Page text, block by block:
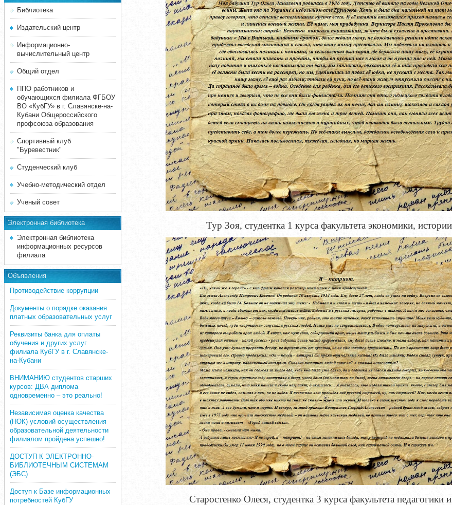
Библиотека
Издательский центр
Информационно-
вычислительный центр
Общий отдел
ППО работников и
обучающихся филиала ФГБОУ
ВО «КубГУ» в г. Славянске-на-
Кубани Общероссийского
профсоюза образования
Спортивный клуб
"Буревестник"
Студенческий клуб
Учебно-методический отдел
Ученый совет
Электронная библиотека
Электронная библиотека
информационных ресурсов
филиала
Объявления
Противодействие коррупции
Документы о порядке оказания
платных образовательных услуг
Реквизиты банка для оплаты
обучения и других услуг
филиала КубГУ в г. Славянске-
на-Кубани
ВНИМАНИЮ студентов старших
курсов: ДВА диплома
одновременно – это реально!
Независимая оценка качества
(НОК) условий осуществления
образовательной деятельности
филиалом пройдена успешно!
ДОСТУП К ЭЛЕКТРОННО-
БИБЛИОТЕЧНЫМ СИСТЕМАМ
(ЭБС)
Доступ к Базе информационных
потребностей КубГУ
Тур Зоя, студентка 1 курса факультета экономики,
Старостенко Олеся, студентка 3 курса факультета педагогики